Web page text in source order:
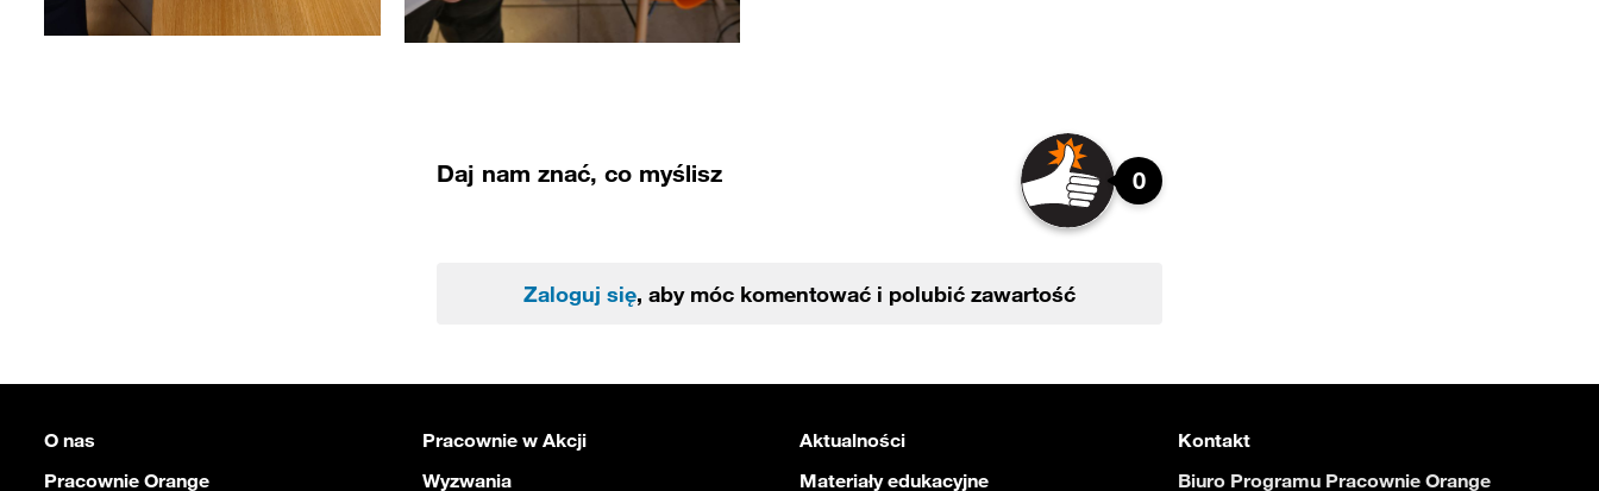
Daj nam znać, co myślisz 0
Zaloguj się, aby móc komentować i polubić zawartość
O nas
Pracownie Orange
Pracownie w Akcji
Wyzwania
Aktualności
Materiały edukacyjne
Kontakt
Biuro Programu Pracownie Orange